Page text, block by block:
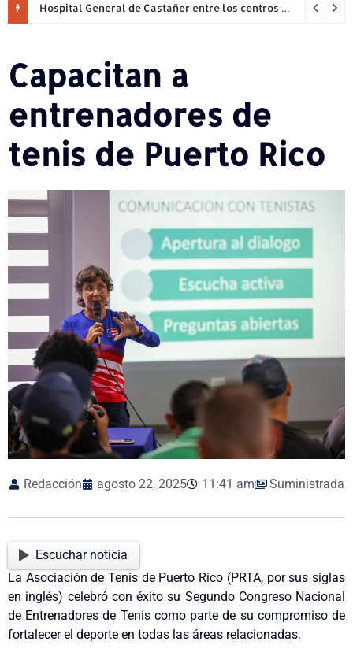
Hospital General de Castañer entre los centros de salud comunitarios con mejor desempeño clínico de Estados Unidos
Capacitan a
entrenadores de
tenis de Puerto Rico
Redacción agosto 22, 2025 11:41 am Suministrada
Escuchar noticia
La Asociación de Tenis de Puerto Rico (PRTA, por sus siglas
en inglés) celebró con éxito su Segundo Congreso Nacional
de Entrenadores de Tenis como parte de su compromiso de
fortalecer el deporte en todas las áreas relacionadas.